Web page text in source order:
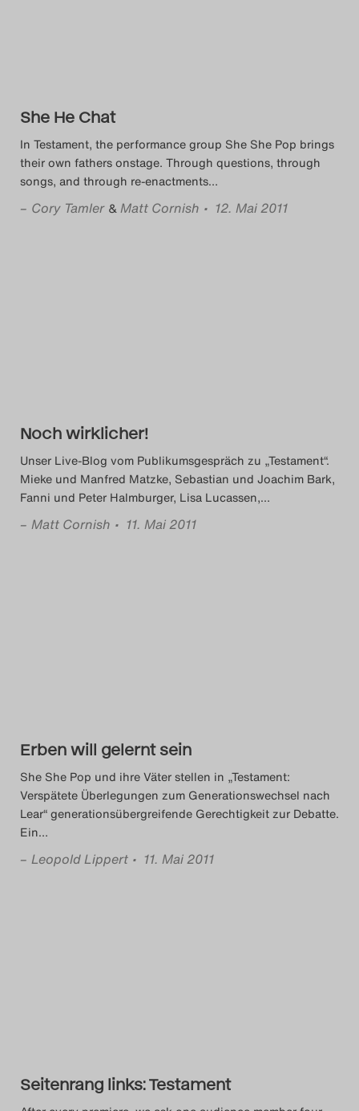
Das Theatertreffen-Blog
2024
Das Theatertreffen-Blog
Search
She He Chat
In Testament, the performance group She She Pop brings
their own fathers onstage. Through questions, through
songs, and through re-enactments…
– Cory Tamler &Matt Cornish • 12. Mai 2011
Noch wirklicher!
Unser Live-Blog vom Publikumsgespräch zu „Testament“.
Mieke und Manfred Matzke, Sebastian und Joachim Bark,
Fanni und Peter Halmburger, Lisa Lucassen,…
– Matt Cornish • 11. Mai 2011
Erben will gelernt sein
She She Pop und ihre Väter stellen in „Testament:
Verspätete Überlegungen zum Generationswechsel nach
Lear“ generationsübergreifende Gerechtigkeit zur Debatte.
Ein…
– Leopold Lippert • 11. Mai 2011
Seitenrang links: Testament